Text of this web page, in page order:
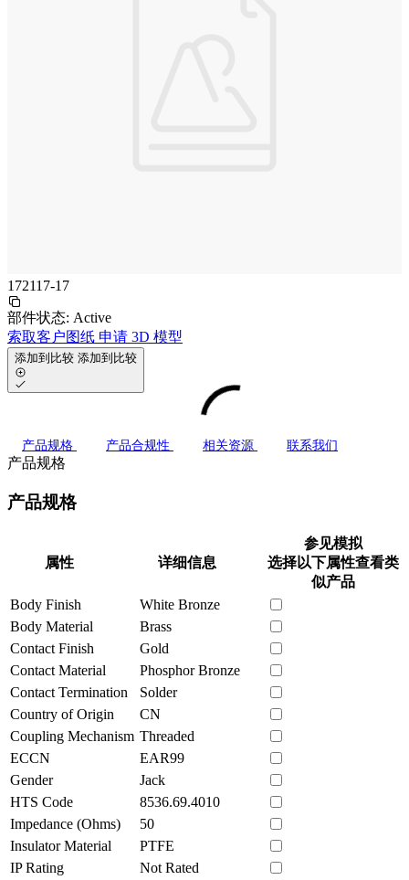
172117-17
部件状态: Active
索取客户图纸 申请 3D 模型
添加到比较 添加到比较
产品规格 产品合规性 相关资源 联系我们
产品规格
产品规格
属性 详细信息
参见模拟
选择以下属性查看类
似产品
Body Finish
White Bronze
Body Material
Brass
Contact Finish
Gold
Contact Material
Phosphor Bronze
Contact Termination
Solder
Country of Origin
CN
Coupling Mechanism Threaded
ECCN
EAR99
Gender
Jack
HTS Code
8536.69.4010
Impedance (Ohms)
50
Insulator Material
PTFE
IP Rating
Not Rated